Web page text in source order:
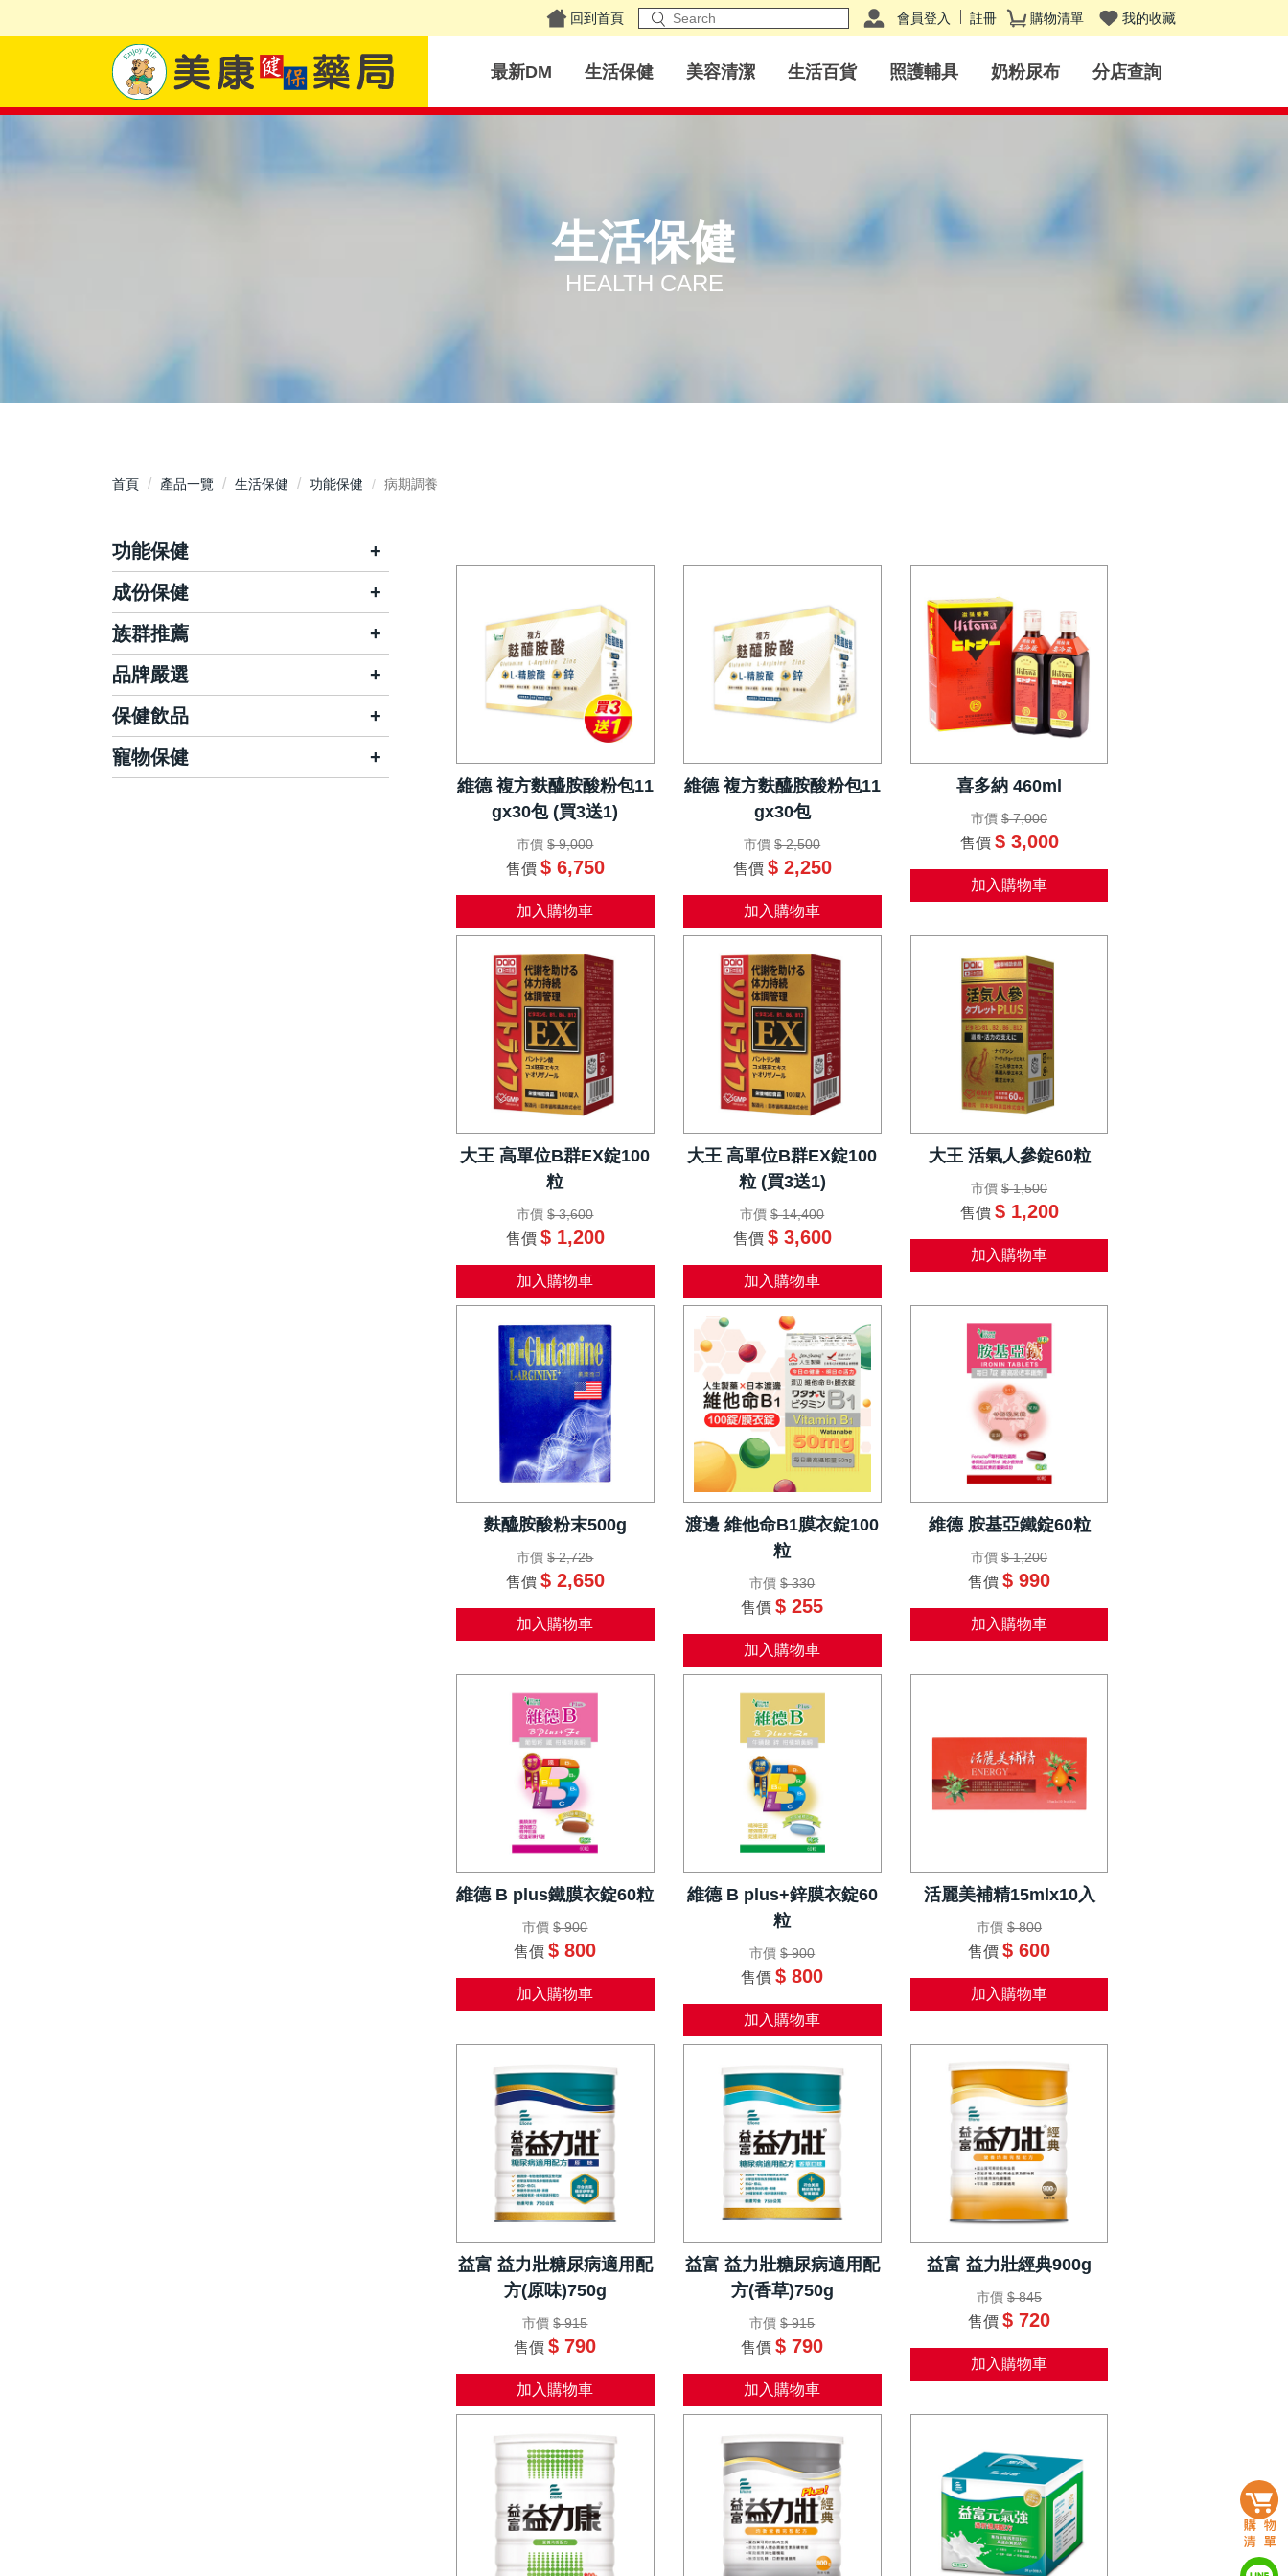
回到首頁 會員登入 註冊 購物清單 我的收藏
最新DM 生活保健 美容清潔 生活百貨 照護輔具 奶粉尿布 分店查詢
生活保健
HEALTH CARE
首頁 產品一覽 生活保健 功能保健 病期調養
維德 複方麩醯胺酸粉包11
gx30包 (買3送1)
市價 $ 9,000
售價 $ 6,750
加入購物車
維德 複方麩醯胺酸粉包11
gx30包
市價 $ 2,500
售價 $ 2,250
加入購物車
喜多納 460ml
市價 $ 7,000
售價 $ 3,000
加入購物車
大王 高單位B群EX錠100
粒
市價 $ 3,600
售價 $ 1,200
加入購物車
大王 高單位B群EX錠100
粒 (買3送1)
市價 $ 14,400
售價 $ 3,600
加入購物車
大王 活氣人參錠60粒
市價 $ 1,500
售價 $ 1,200
加入購物車
麩醯胺酸粉末500g
市價 $ 2,725
售價 $ 2,650
加入購物車
渡邊 維他命B1膜衣錠100
粒
市價 $ 330
售價 $ 255
加入購物車
維德 胺基亞鐵錠60粒
市價 $ 1,200
售價 $ 990
加入購物車
維德 B plus鐵膜衣錠60粒
市價 $ 900
售價 $ 800
加入購物車
維德 B plus+鋅膜衣錠60
粒
市價 $ 900
售價 $ 800
加入購物車
活麗美補精15mlx10入
市價 $ 800
售價 $ 600
加入購物車
益富 益力壯糖尿病適用配
方(原味)750g
市價 $ 915
售價 $ 790
加入購物車
益富 益力壯糖尿病適用配
方(香草)750g
市價 $ 915
售價 $ 790
加入購物車
益富 益力壯經典900g
市價 $ 845
售價 $ 720
加入購物車
功能保健
晶亮有神
養顏美容
營養補充
活力應援
思考靈活
消化順暢
腸道保健
舒敏防護
成份保健
鈣
維生素/B群
葡萄糖胺/軟骨素/膠原蛋白
葉黃素/蝦紅素/玉米黃素/金盞花
益生菌/酵素/纖維
族群推薦
兒童保健
女性保健
銀髮保健
素食保健
品牌嚴選
哺智
Dr醫生菌
保健飲品
電解質/水
寵物保健